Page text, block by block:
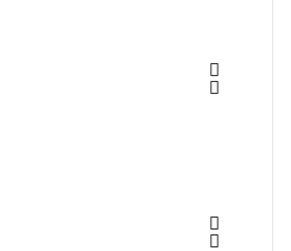



